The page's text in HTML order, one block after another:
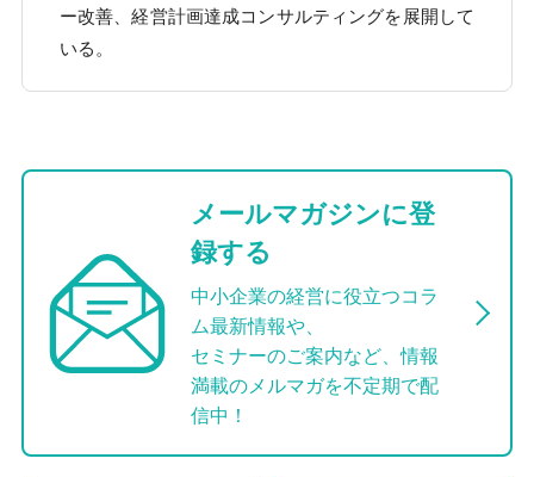
ー改善、経営計画達成コンサルティングを展開して
いる。
メールマガジンに登
録する
中小企業の経営に役立つコラ
ム最新情報や、
セミナーのご案内など、情報
満載のメルマガを不定期で配
信中！